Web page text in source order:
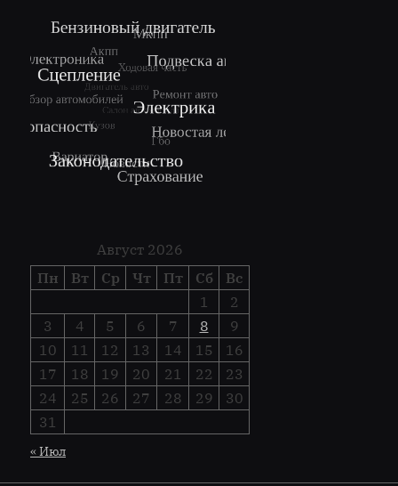
Август 2026
Пн
Вт Ср Чт Пт Сб
Вс
1
2
3
4 5 6 7 8
9
10
11 12 13 14 15
16
17
18 19 20 21 22
23
24
25 26 27 28 29
30
31
« Июл